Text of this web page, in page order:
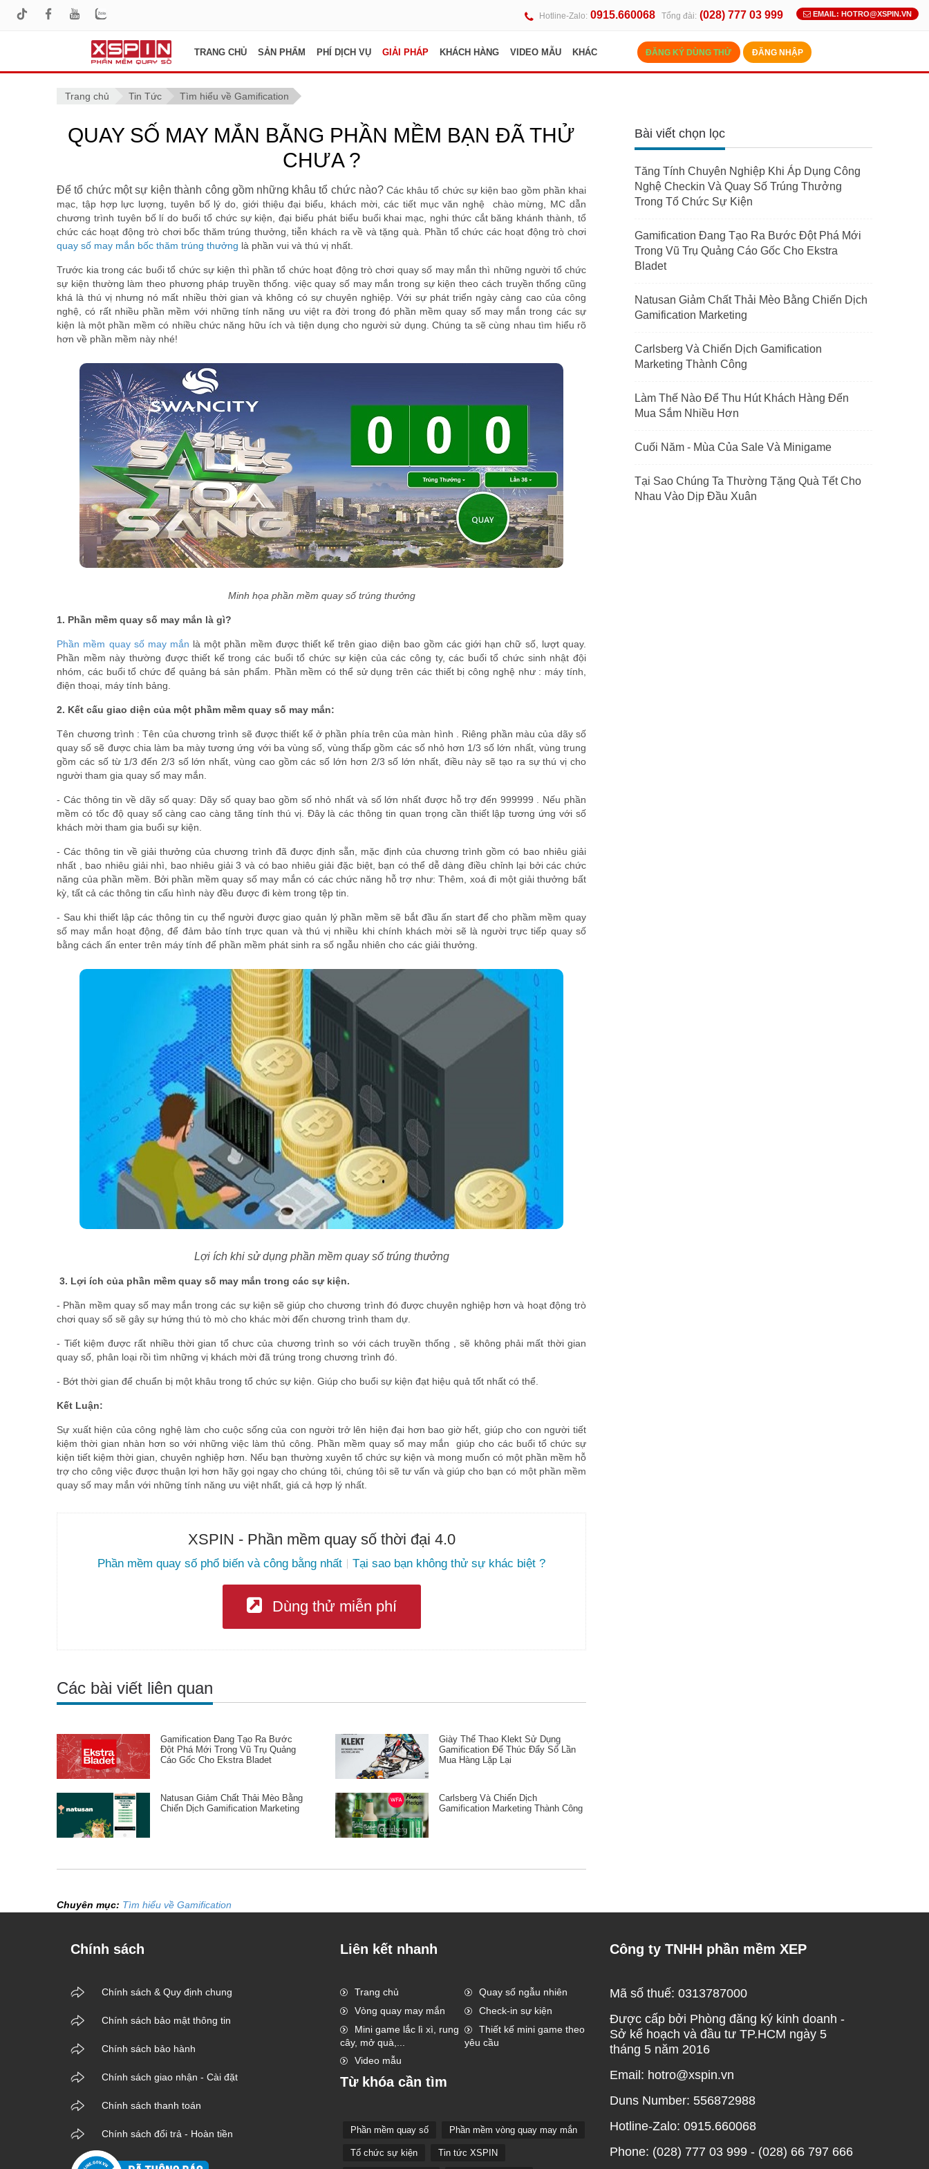
Hotline-Zalo: 0915.660068 Tổng đài: (028) 777 03 999 EMAIL: HOTRO@XSPIN.VN
TRANG CHỦ SẢN PHẨM PHÍ DỊCH VỤ GIẢI PHÁP KHÁCH HÀNG VIDEO MẪU KHÁC ĐĂNG KÝ DÙNG THỬ ĐĂNG NHẬP
Trang chủ Tin Tức Tìm hiểu về Gamification
QUAY SỐ MAY MẮN BẰNG PHẦN MỀM BẠN ĐÃ THỬ
CHƯA ?
Để tổ chức một sự kiện thành công gồm những khâu tổ chức nào?Các khâu tổ chức sự kiện bao gồm phần khai
mạc, tập hợp lực lượng, tuyên bố lý do, giới thiệu đại biểu, khách mời, các tiết mục văn nghệ chào mừng, MC dẫn
chương trình tuyên bố lí do buổi tổ chức sự kiện, đại biểu phát biểu buổi khai mạc, nghi thức cắt băng khánh thành, tổ
chức các hoạt động trò chơi bốc thăm trúng thưởng, tiễn khách ra về và tặng quà. Phần tổ chức các hoạt động trò chơi
quay số may mắn bốc thăm trúng thưởng là phần vui và thú vị nhất.
Trước kia trong các buổi tổ chức sự kiện thì phần tổ chức hoạt động trò chơi quay số may mắn thì những người tổ chức
sự kiện thường làm theo phương pháp truyền thống. việc quay số may mắn trong sự kiện theo cách truyền thống cũng
khá là thú vị nhưng nó mất nhiều thời gian và không có sự chuyên nghiệp. Với sự phát triển ngày càng cao của công
nghệ, có rất nhiều phần mềm với những tính năng ưu việt ra đời trong đó phần mềm quay số may mắn trong các sự
kiện là một phần mềm có nhiều chức năng hữu ích và tiện dụng cho người sử dụng. Chúng ta sẽ cùng nhau tìm hiểu rõ
hơn về phần mềm này nhé!
Minh họa phần mềm quay số trúng thưởng
1. Phần mềm quay số may mắn là gì?
Phần mềm quay số may mắn là một phần mềm được thiết kế trên giao diện bao gồm các giới hạn chữ số, lượt quay.
Phần mềm này thường được thiết kế trong các buổi tổ chức sự kiện của các công ty, các buổi tổ chức sinh nhật đội
nhóm, các buổi tổ chức để quảng bá sản phẩm. Phần mềm có thể sử dụng trên các thiết bị công nghệ như : máy tính,
điện thoại, máy tính bảng.
2. Kết cấu giao diện của một phầm mềm quay số may mắn:
Tên chương trình : Tên của chương trình sẽ được thiết kế ở phần phía trên của màn hình . Riêng phần màu của dãy số
quay số sẽ được chia làm ba mày tương ứng với ba vùng số, vùng thấp gồm các số nhỏ hơn 1/3 số lớn nhất, vùng trung
gồm các số từ 1/3 đến 2/3 số lớn nhất, vùng cao gồm các số lớn hơn 2/3 số lớn nhất, điều này sẽ tạo ra sự thú vị cho
người tham gia quay số may mắn.
- Các thông tin về dãy số quay: Dãy số quay bao gồm số nhỏ nhất và số lớn nhất được hỗ trợ đến 999999 . Nếu phần
mềm có tốc độ quay số càng cao càng tăng tính thú vị. Đây là các thông tin quan trọng cần thiết lập tương ứng với số
khách mời tham gia buổi sự kiện.
- Các thông tin về giải thưởng của chương trình đã được định sẵn, mặc định của chương trình gồm có bao nhiêu giải
nhất , bao nhiêu giải nhì, bao nhiêu giải 3 và có bao nhiêu giải đặc biệt, bạn có thể dễ dàng điều chỉnh lại bởi các chức
năng của phần mềm. Bởi phần mềm quay số may mắn có các chức năng hỗ trợ như: Thêm, xoá đi một giải thưởng bất
kỳ, tất cả các thông tin cấu hình này đều được đi kèm trong tệp tin.
- Sau khi thiết lập các thông tin cụ thể người được giao quản lý phần mềm sẽ bắt đầu ấn start để cho phầm mềm quay
số may mắn hoạt động, để đảm bảo tính trực quan và thú vị nhiều khi chính khách mời sẽ là người trực tiếp quay số
bằng cách ấn enter trên máy tính để phần mềm phát sinh ra số ngẫu nhiên cho các giải thưởng.
Lợi ích khi sử dụng phần mềm quay số trúng thưởng
3. Lợi ích của phần mềm quay số may mắn trong các sự kiện.
- Phần mềm quay số may mắn trong các sự kiện sẽ giúp cho chương trình đó được chuyên nghiệp hơn và hoạt động trò
chơi quay số sẽ gây sự hứng thú tò mò cho khác mời đến chương trình tham dự.
- Tiết kiệm được rất nhiều thời gian tổ chưc của chương trình so với cách truyền thống , sẽ không phải mất thời gian
quay số, phân loại rồi tìm những vị khách mời đã trúng trong chương trình đó.
- Bớt thời gian để chuẩn bị một khâu trong tổ chức sự kiện. Giúp cho buổi sự kiện đạt hiệu quả tốt nhất có thể.
Kết Luận:
Sự xuất hiện của công nghệ làm cho cuộc sống của con người trở lên hiện đại hơn bao giờ hết, giúp cho con người tiết
kiệm thời gian nhàn hơn so với những việc làm thủ công. Phần mềm quay số may mắn giúp cho các buổi tổ chức sự
kiện tiết kiệm thời gian, chuyên nghiệp hơn. Nếu bạn thường xuyên tổ chức sự kiện và mong muốn có một phần mềm hỗ
trợ cho công việc được thuận lợi hơn hãy gọi ngay cho chúng tôi, chúng tôi sẽ tư vấn và giúp cho bạn có một phần mềm
quay số may mắn với những tính năng ưu việt nhất, giá cả hợp lý nhất.
XSPIN - Phần mềm quay số thời đại 4.0
Phần mềm quay số phổ biến và công bằng nhất Tại sao bạn không thử sự khác biệt ?
Dùng thử miễn phí
Các bài viết liên quan
Giày Thể Thao Klekt Sử Dụng
Gamification Để Thúc Đẩy Số Lần
Mua Hàng Lặp Lại
Gamification Đang Tạo Ra Bước
Đột Phá Mới Trong Vũ Trụ Quảng
Cáo Gốc Cho Ekstra Bladet
Natusan Giảm Chất Thải Mèo Bằng
Chiến Dịch Gamification Marketing
Carlsberg Và Chiến Dịch
Gamification Marketing Thành Công
Chuyên mục: Tìm hiểu về Gamification
Bài viết chọn lọc
Tăng Tính Chuyên Nghiệp Khi Áp Dụng Công
Nghệ Checkin Và Quay Số Trúng Thưởng
Trong Tổ Chức Sự Kiện
Gamification Đang Tạo Ra Bước Đột Phá Mới
Trong Vũ Trụ Quảng Cáo Gốc Cho Ekstra
Bladet
Natusan Giảm Chất Thải Mèo Bằng Chiến Dịch
Gamification Marketing
Carlsberg Và Chiến Dịch Gamification
Marketing Thành Công
Làm Thế Nào Để Thu Hút Khách Hàng Đến
Mua Sắm Nhiều Hơn
Cuối Năm - Mùa Của Sale Và Minigame
Tại Sao Chúng Ta Thường Tặng Quà Tết Cho
Nhau Vào Dịp Đầu Xuân
Chính sách
Chính sách & Quy định chung
Chính sách bảo mật thông tin
Chính sách bảo hành
Chính sách giao nhận - Cài đặt
Chính sách thanh toán
Chính sách đổi trả - Hoàn tiền
Liên kết nhanh
Trang chủ
Quay số ngẫu nhiên
Vòng quay may mắn
Check-in sự kiện
Mini game lắc lì xì, rung
cây, mở quà,...
Thiết kế mini game theo
yêu cầu
Video mẫu
Từ khóa cần tìm
Phần mềm quay số Phần mềm vòng quay may mắn
Tổ chức sự kiện Tin tức XSPIN
Công ty TNHH phần mềm XEP
Mã số thuế: 0313787000
Được cấp bởi Phòng đăng ký kinh doanh -
Sở kế hoạch và đầu tư TP.HCM ngày 5
tháng 5 năm 2016
Email: hotro@xspin.vn
Duns Number: 556872988
Hotline-Zalo: 0915.660068
Phone: (028) 777 03 999 - (028) 66 797 666